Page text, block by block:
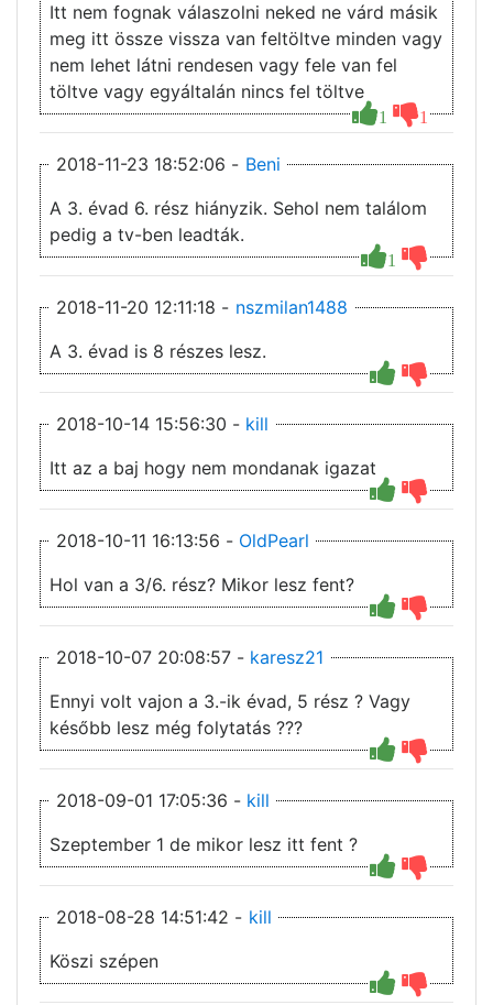
1 1
Itt nem fognak válaszolni neked ne várd másik
meg itt össze vissza van feltöltve minden vagy
nem lehet látni rendesen vagy fele van fel
töltve vagy egyáltalán nincs fel töltve
2018-11-23 18:52:06 - Beni
1
A 3. évad 6. rész hiányzik. Sehol nem találom
pedig a tv-ben leadták.
2018-11-20 12:11:18 - nszmilan1488
A 3. évad is 8 részes lesz.
2018-10-14 15:56:30 - kill
Itt az a baj hogy nem mondanak igazat
2018-10-11 16:13:56 - OldPearl
Hol van a 3/6. rész? Mikor lesz fent?
2018-10-07 20:08:57 - karesz21
Ennyi volt vajon a 3.-ik évad, 5 rész ? Vagy
később lesz még folytatás ???
2018-09-01 17:05:36 - kill
Szeptember 1 de mikor lesz itt fent ?
2018-08-28 14:51:42 - kill
Köszi szépen